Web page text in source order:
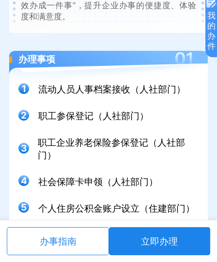
我
的
办
件
效办成一件事”，提升企业办事的便捷度、体验
度和满意度。
办理事项
1 流动人员人事档案接收（人社部门）
2 职工参保登记（人社部门）
3
职工企业养老保险参保登记（人社部
门）
4 社会保障卡申领（人社部门）
5 个人住房公积金账户设立（住建部门）
职工失业保险参保登记（人社部门）
办事指南 立即办理